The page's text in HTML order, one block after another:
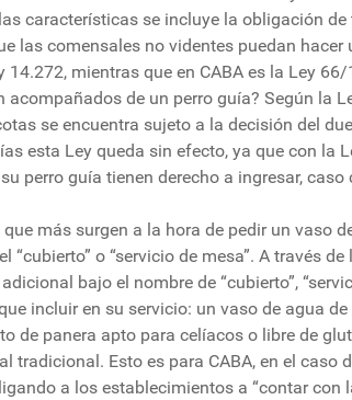
características se incluye la obligación
las comensales no videntes puedan hacer
14.272, mientras que en CABA es la Ley 66/
de un perro guía? Según la
se encuentra sujeto a la decisión del
esta Ley queda sin efecto, ya que con la
perro guía tienen derecho a ingresar,
más surgen a la hora de pedir un vaso
“cubierto” o “servicio de mesa”. A través
bajo el nombre de “cubierto”,
incluir en su servicio: un vaso de agua
de panera apto para celíacos o libre de
tradicional. Esto es para CABA, en el caso
a los establecimientos a “contar con